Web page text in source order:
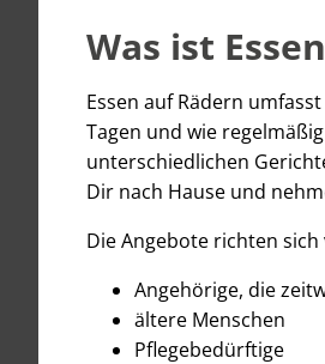
Was ist
Essen auf Rädern
Tagen und wie
unterschiedlichen
Dir nach Hause und
Die Angebote richten sich
Angehörige, die
ältere Menschen
Pflegebedürftige